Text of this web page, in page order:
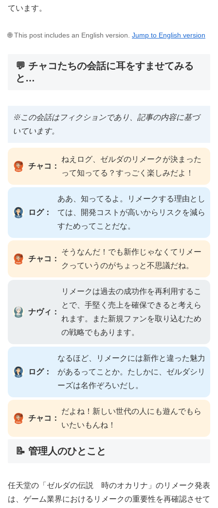
ています。
🌐 This post includes an English version. Jump to English version
💬 チャコたちの会話に耳をすませてみる
と…
※この会話はフィクションであり、記事の内容に基づ
いています。
チャコ：
ねえログ、ゼルダのリメークが決まった
って知ってる？すっごく楽しみだよ！
ログ：
ああ、知ってるよ。リメークする理由とし
ては、開発コストが高いからリスクを減ら
すためってことだな。
チャコ：
そうなんだ！でも新作じゃなくてリメー
クっていうのがちょっと不思議だね。
ナヴィ：
リメークは過去の成功作を再利用するこ
とで、手堅く売上を確保できると考えら
れます。また新規ファンを取り込むため
の戦略でもあります。
ログ：
なるほど、リメークには新作と違った魅力
があるってことか。たしかに、ゼルダシリ
ーズは名作ぞろいだし。
チャコ：
だよね！新しい世代の人にも遊んでもら
いたいもんね！
📝 管理人のひとこと
任天堂の「ゼルダの伝説 時のオカリナ」のリメーク発表
は、ゲーム業界におけるリメークの重要性を再確認させて